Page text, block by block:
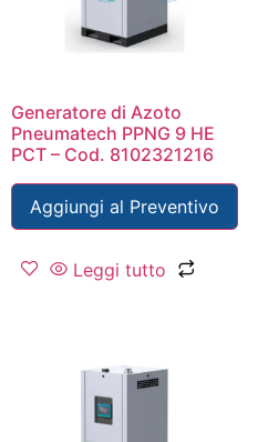
Generatore di Azoto
Pneumatech PPNG 9 HE
PCT – Cod. 8102321216
Aggiungi al Preventivo
Leggi tutto